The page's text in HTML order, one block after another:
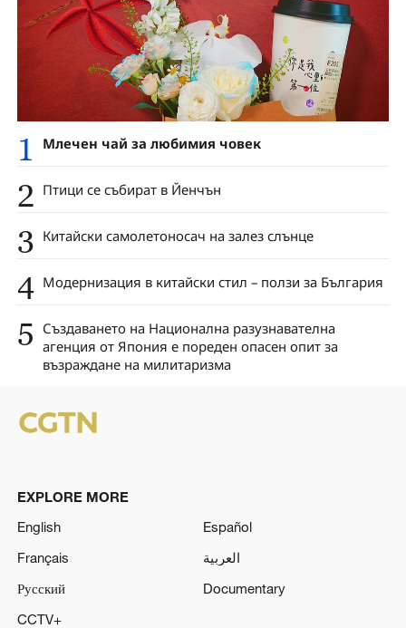
1 Млечен чай за любимия човек
2 Птици се събират в Йенчън
3 Китайски самолетоносач на залез слънце
4 Модернизация в китайски стил – ползи за България
5 Създаването на Национална разузнавателна
агенция от Япония е пореден опасен опит за
възраждане на милитаризма
EXPLORE MORE
English
Español
Français
العربية
Русский
Documentary
CCTV+